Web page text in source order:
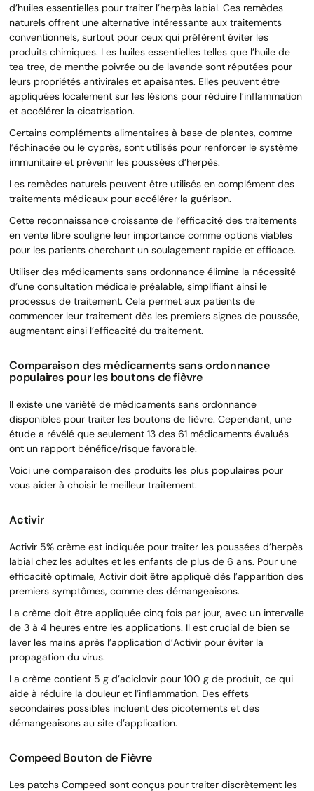
d’huiles essentielles pour traiter l’herpès labial. Ces remèdes
naturels offrent une alternative intéressante aux traitements
conventionnels, surtout pour ceux qui préfèrent éviter les
produits chimiques. Les huiles essentielles telles que l’huile de
tea tree, de menthe poivrée ou de lavande sont réputées pour
leurs propriétés antivirales et apaisantes. Elles peuvent être
appliquées localement sur les lésions pour réduire l’inflammation
et accélérer la cicatrisation.
Certains compléments alimentaires à base de plantes, comme
l’échinacée ou le cyprès, sont utilisés pour renforcer le système
immunitaire et prévenir les poussées d’herpès.
Les remèdes naturels peuvent être utilisés en complément des
traitements médicaux pour accélérer la guérison.
Cette reconnaissance croissante de l’efficacité des traitements
en vente libre souligne leur importance comme options viables
pour les patients cherchant un soulagement rapide et efficace.
Utiliser des médicaments sans ordonnance élimine la nécessité
d’une consultation médicale préalable, simplifiant ainsi le
processus de traitement. Cela permet aux patients de
commencer leur traitement dès les premiers signes de poussée,
augmentant ainsi l’efficacité du traitement.
Comparaison des médicaments sans ordonnance
populaires pour les boutons de fièvre
Il existe une variété de médicaments sans ordonnance
disponibles pour traiter les boutons de fièvre. Cependant, une
étude a révélé que seulement 13 des 61 médicaments évalués
ont un rapport bénéfice/risque favorable.
Voici une comparaison des produits les plus populaires pour
vous aider à choisir le meilleur traitement.
Activir
Activir 5% crème est indiquée pour traiter les poussées d’herpès
labial chez les adultes et les enfants de plus de 6 ans. Pour une
efficacité optimale, Activir doit être appliqué dès l’apparition des
premiers symptômes, comme des démangeaisons.
La crème doit être appliquée cinq fois par jour, avec un intervalle
de 3 à 4 heures entre les applications. Il est crucial de bien se
laver les mains après l’application d’Activir pour éviter la
propagation du virus.
La crème contient 5 g d’aciclovir pour 100 g de produit, ce qui
aide à réduire la douleur et l’inflammation. Des effets
secondaires possibles incluent des picotements et des
démangeaisons au site d’application.
Compeed Bouton de Fièvre
Les patchs Compeed sont conçus pour traiter discrètement les